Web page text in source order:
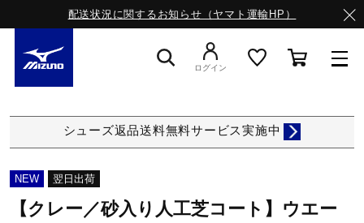
配送状況に関するお知らせ（ヤマト運輸HP）
スニーカー
ライフスタイルウエア
ログイン
シューズ返品送料無料サービス実施中
NEW 翌日出荷
【クレー／砂入り人工芝コート】ウエー